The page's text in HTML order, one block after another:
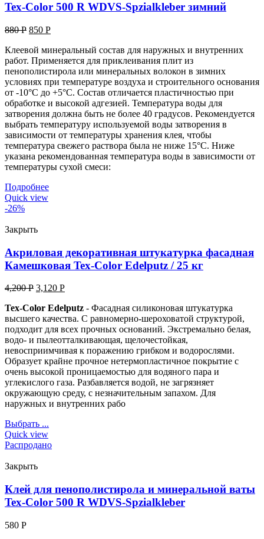
Tex-Color 500 R WDVS-Spzialkleber зимний
880Р 850 Р
Клеевой минеральный состав для наружных и внутренних
работ. Применяется для приклеивания плит из
пенополистирола или минеральных волокон в зимних
условиях при температуре воздуха и строительного основания
от -10°С до +5°С. Состав отличается пластичностью при
обработке и высокой адгезией. Температура воды для
затворения должна быть не более 40 градусов. Рекомендуется
выбрать температуру используемой воды затворения в
зависимости от температуры хранения клея, чтобы
температура свежего раствора была не ниже 15°С. Ниже
указана рекомендованная температура воды в зависимости от
температуры сухой смеси:
Подробнее
Quick view
-26%
Закрыть
Акриловая декоративная штукатурка фасадная
Камешковая Tex-Color Edelputz / 25 кг
4,200Р 3,120 Р
Tex-Color Edelputz - Фасадная силиконовая штукатурка
высшего качества. С равномерно-шероховатой структурой,
подходит для всех прочных оснований. Экстремально белая,
водо- и пылеотталкивающая, щелочестойкая,
невосприимчивая к поражению грибком и водорослями.
Образует крайне прочное нетермопластичное покрытие с
очень высокой проницаемостью для водяного пара и
углекислого газа. Разбавляется водой, не загрязняет
окружающую среду, с незначительным запахом. Для
наружных и внутренних рабо
Выбрать ...
Quick view
Распродано
Закрыть
Клей для пенополистирола и минеральной ваты
Tex-Color 500 R WDVS-Spzialkleber
580 Р